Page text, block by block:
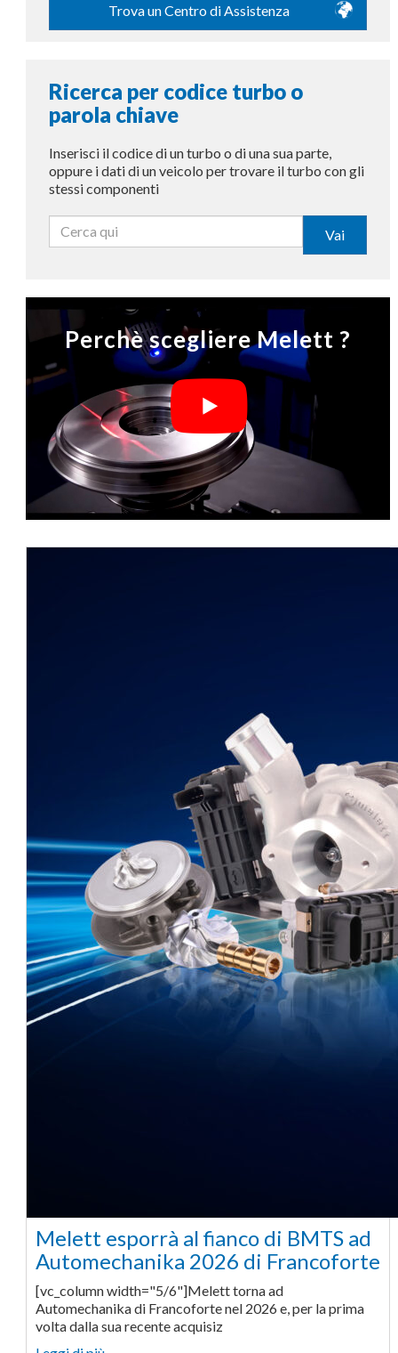
Trova un Centro di Assistenza
Ricerca per codice turbo o
parola chiave
Inserisci il codice di un turbo o di una sua parte,
oppure i dati di un veicolo per trovare il turbo con gli
stessi componenti
Vai
Perchè scegliere Melett ?
Melett esporrà al fianco di BMTS ad
Automechanika 2026 di Francoforte
[vc_column width="5/6"]Melett torna ad
Automechanika di Francoforte nel 2026 e, per la prima
volta dalla sua recente acquisiz